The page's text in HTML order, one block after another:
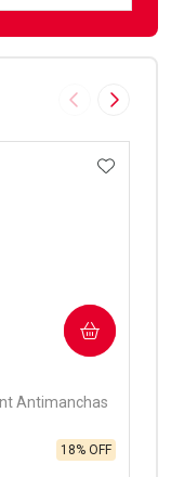
FECHAR
FECHAR
Imagem
Antimanchas
18% OFF
COMPRAR